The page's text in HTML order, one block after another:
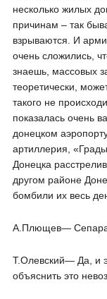
несколько жилых
причинам – так
взрываются. И
очень сложились,
знаешь, массовых
теоретически,
такого не
показалась очень
донецком
артиллерия,
Донецка
другом районе
бомбили их весь
А.Плющев―
Т.Олевский― Да, и
объяснить это